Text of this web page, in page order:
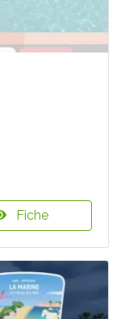
Fiche